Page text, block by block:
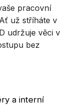
pracovní
už stříháte v
udržuje věci v
bez
a interní